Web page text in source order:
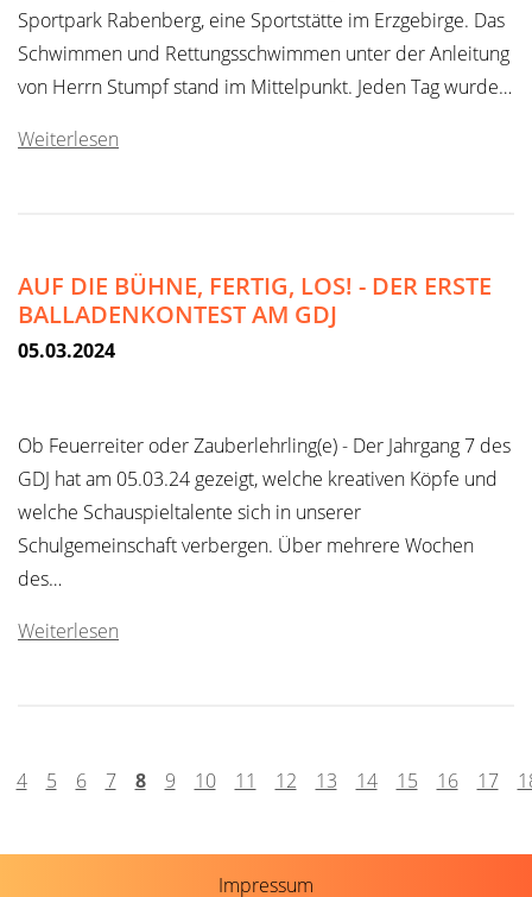
Sportpark Rabenberg, eine Sportstätte im Erzgebirge. Das
Schwimmen und Rettungsschwimmen unter der Anleitung
von Herrn Stumpf stand im Mittelpunkt. Jeden Tag wurde…
Weiterlesen
AUF DIE BÜHNE, FERTIG, LOS! - DER ERSTE
BALLADENKONTEST AM GDJ
05.03.2024
Ob Feuerreiter oder Zauberlehrling(e) - Der Jahrgang 7 des
GDJ hat am 05.03.24 gezeigt, welche kreativen Köpfe und
welche Schauspieltalente sich in unserer
Schulgemeinschaft verbergen. Über mehrere Wochen
des…
Weiterlesen
4 5 6 7 8 9 10 11 12 13 14 15 16 17
Impressum